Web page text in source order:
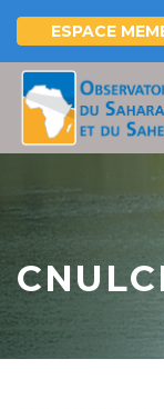
Aller
contenu
principal
ESPACE